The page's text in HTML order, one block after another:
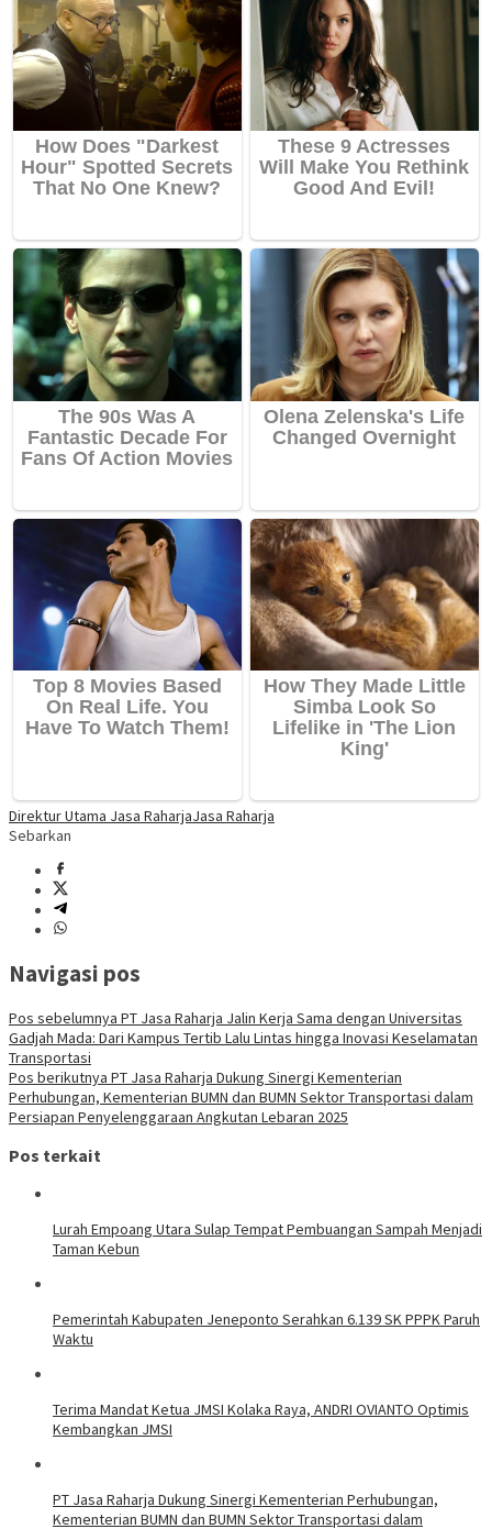
Direktur Utama Jasa RaharjaJasa Raharja
Sebarkan
Navigasi pos
Pos sebelumnya PT Jasa Raharja Jalin Kerja Sama dengan Universitas
Gadjah Mada: Dari Kampus Tertib Lalu Lintas hingga Inovasi Keselamatan
Transportasi
Pos berikutnya PT Jasa Raharja Dukung Sinergi Kementerian
Perhubungan, Kementerian BUMN dan BUMN Sektor Transportasi dalam
Persiapan Penyelenggaraan Angkutan Lebaran 2025
Pos terkait
Lurah Empoang Utara Sulap Tempat Pembuangan Sampah Menjadi
Taman Kebun
Pemerintah Kabupaten Jeneponto Serahkan 6.139 SK PPPK Paruh
Waktu
Terima Mandat Ketua JMSI Kolaka Raya, ANDRI OVIANTO Optimis
Kembangkan JMSI
PT Jasa Raharja Dukung Sinergi Kementerian Perhubungan,
Kementerian BUMN dan BUMN Sektor Transportasi dalam